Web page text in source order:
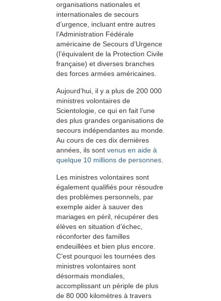
organisations nationales et
internationales de secours
d’urgence, incluant entre autres
l’Administration Fédérale
américaine de Secours d’Urgence
(l’équivalent de la Protection Civile
française) et diverses branches
des forces armées américaines.
Aujourd’hui, il y a plus de 200 000
ministres volontaires de
Scientologie, ce qui en fait l’une
des plus grandes organisations de
secours indépendantes au monde.
Au cours de ces dix dernières
années, ils sont venus en aide à
quelque 10 millions de personnes
Les ministres volontaires sont
également qualifiés pour résoudre
des problèmes personnels, par
exemple aider à sauver des
mariages en péril, récupérer des
élèves en situation d’échec,
réconforter des familles
endeuillées et bien plus encore.
C’est pourquoi les tournées des
ministres volontaires sont
désormais mondiales,
accomplissant un périple de plus
de 80 000 kilomètres à travers